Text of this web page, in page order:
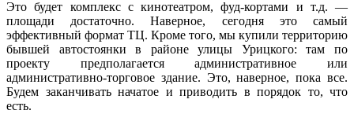
Это будет комплекс с кинотеатром, фуд-кортами и т.д. —
площади достаточно. Наверное, сегодня это самый
эффективный формат ТЦ. Кроме того, мы купили территорию
бывшей автостоянки в районе улицы Урицкого: там по
проекту предполагается административное или
административно-торговое здание. Это, наверное, пока все.
Будем заканчивать начатое и приводить в порядок то, что
есть.